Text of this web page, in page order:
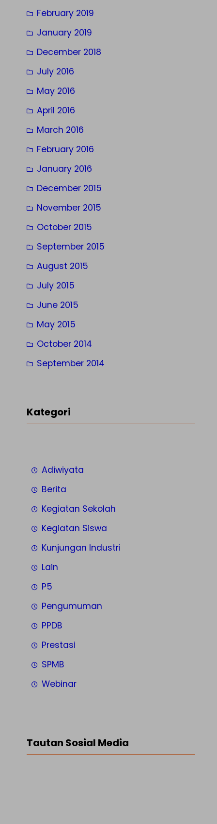
February 2019
January 2019
December 2018
July 2016
May 2016
April 2016
March 2016
February 2016
January 2016
December 2015
November 2015
October 2015
September 2015
August 2015
July 2015
June 2015
May 2015
October 2014
September 2014
Kategori
Adiwiyata
Berita
Kegiatan Sekolah
Kegiatan Siswa
Kunjungan Industri
Lain
P5
Pengumuman
PPDB
Prestasi
SPMB
Webinar
Tautan Sosial Media